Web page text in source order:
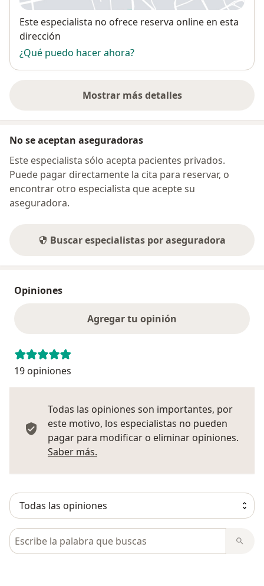
Disponibilidad
Este especialista no ofrece reserva online en esta
dirección
¿Qué puedo hacer ahora?
Mostrar más detalles
sobre la dirección
No se aceptan aseguradoras
Este especialista sólo acepta pacientes privados.
Puede pagar directamente la cita para reservar, o
encontrar otro especialista que acepte su
aseguradora.
Buscar especialistas por aseguradora
Opiniones
Agregar tu opinión
19 opiniones
Todas las opiniones son importantes, por
este motivo, los especialistas no pueden
pagar para modificar o eliminar opiniones.
Saber más.
Busca en opiniones